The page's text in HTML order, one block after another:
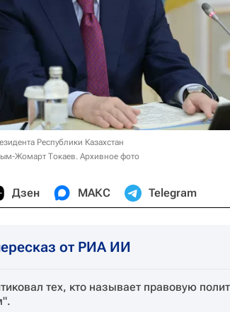
Республики Казахстан
Жомарт Токаев. Архивное фото
Дзен МАКС Telegram
от РИА ИИ
тех, кто называет правовую